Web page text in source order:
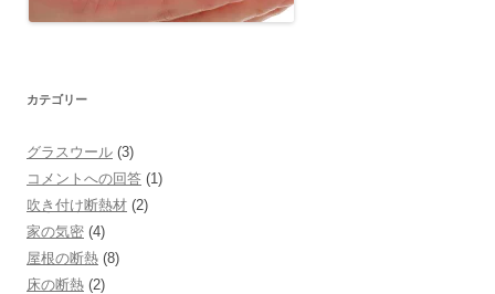
カテゴリー
グラスウール (3)
コメントへの回答 (1)
吹き付け断熱材 (2)
家の気密 (4)
屋根の断熱 (8)
床の断熱 (2)